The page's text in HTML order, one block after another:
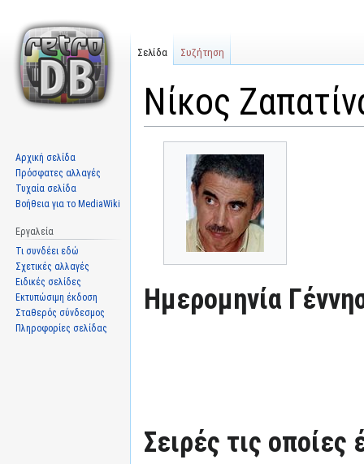
Νίκος
αναζήτηση
Ημερομηνία
Σειρές τις οποίες
Σελίδα Συζήτηση
Αρχική σελίδα
Πρόσφατες αλλαγές
Τυχαία σελίδα
Βοήθεια για το MediaWiki
Εργαλεία
Τι συνδέει εδώ
Σχετικές αλλαγές
Ειδικές σελίδες
Εκτυπώσιμη έκδοση
Σταθερός σύνδεσμος
Πληροφορίες σελίδας